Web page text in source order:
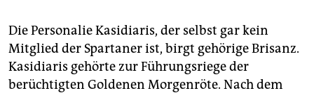
Die Personalie Kasidiaris, der selbst gar kein
Mitglied der Spartaner ist, birgt gehörige Brisanz.
Kasidiaris gehörte zur Führungsriege der
berüchtigten Goldenen Morgenröte. Nach dem